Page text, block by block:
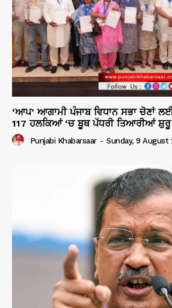
‘ਆਪ’ ਆਗਾਮੀ ਪੰਜਾਬ ਵਿਧਾਨ ਸਭਾ ਚੋਣਾਂ
117 ਹਲਕਿਆਂ ‘ਚ ਬੂਥ ਪੱਧਰੀ ਤਿਆਰੀਆਂ ਸ਼ੁਰੂ
Punjabi Khabarsaar - Sunday, 9 August